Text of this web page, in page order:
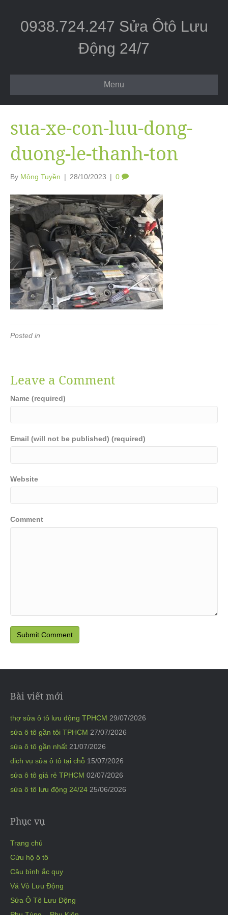
0938.724.247 Sửa Ôtô Lưu
Động 24/7
Menu
sua-xe-con-luu-dong-
duong-le-thanh-ton
By Mộng Tuyền | 28/10/2023 | 0
Posted in
Leave a Comment
Name (required)
Email (will not be published) (required)
Website
Comment
Bài viết mới
thợ sửa ô tô lưu động TPHCM 29/07/2026
sửa ô tô gần tôi TPHCM 27/07/2026
sửa ô tô gần nhất 21/07/2026
dịch vụ sửa ô tô tại chỗ 15/07/2026
sửa ô tô giá rẻ TPHCM 02/07/2026
sửa ô tô lưu động 24/24 25/06/2026
Phục vụ
Trang chủ
Cứu hộ ô tô
Câu bình ắc quy
Vá Vỏ Lưu Động
Sửa Ô Tô Lưu Động